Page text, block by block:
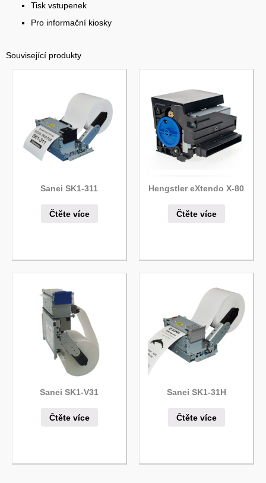
Tisk vstupenek
Pro informační kiosky
Související produkty
Sanei SK1-311
Čtěte více
Hengstler eXtendo X-80
Čtěte více
Sanei SK1-V31
Čtěte více
Sanei SK1-31H
Čtěte více